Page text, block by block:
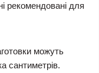
рекомендовані для
можуть
сантиметрів.